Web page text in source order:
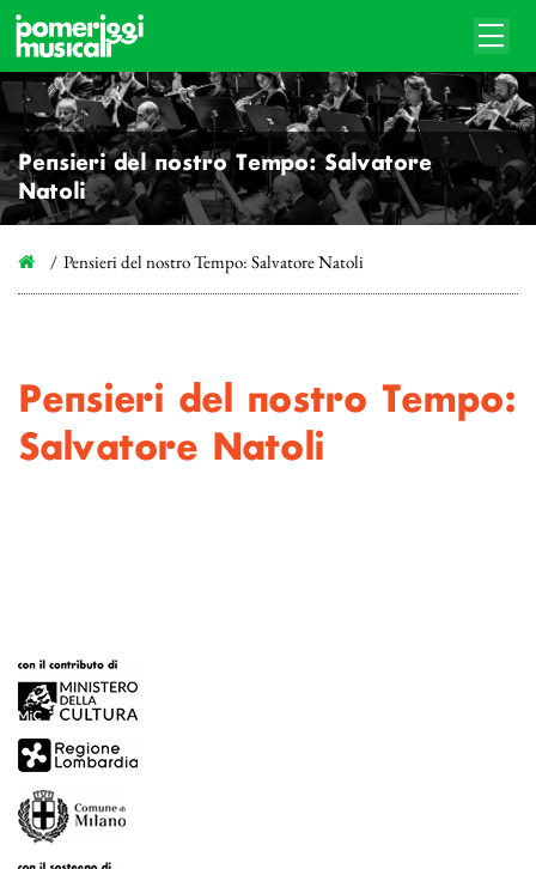
Pensieri del nostro Tempo: Salvatore
Natoli
Pensieri del nostro Tempo: Salvatore Natoli
Pensieri del nostro Tempo:
Salvatore Natoli